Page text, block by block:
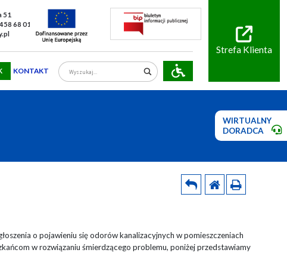
WIRTUALNY
DORADCA
51
68 01
Strefa Klienta
KONTAKT
o pojawieniu się odorów kanalizacyjnych w pomieszczeniach
w rozwiązaniu śmierdzącego problemu, poniżej przedstawiamy